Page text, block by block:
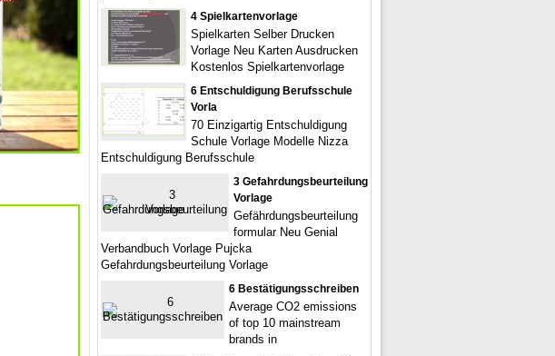
4 Spielkartenvorlage
Spielkarten Selber Drucken
Vorlage Neu Karten Ausdrucken
Kostenlos Spielkartenvorlage
6 Entschuldigung Berufsschule
Vorla
70 Einzigartig Entschuldigung
Schule Vorlage Modelle Nizza
Entschuldigung Berufsschule
3 Gefahrdungsbeurteilung
Vorlage
Gefährdungsbeurteilung
formular Neu Genial
Verbandbuch Vorlage Pujcka
Gefahrdungsbeurteilung Vorlage
6 Bestätigungsschreiben
Average CO2 emissions
of top 10 mainstream
brands in